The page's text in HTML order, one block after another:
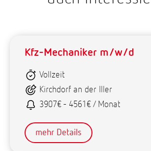
Kfz-Mechaniker m/w/d
Vollzeit
Kirchdorf an der Iller
3907€ - 4561€ / Monat
mehr Details